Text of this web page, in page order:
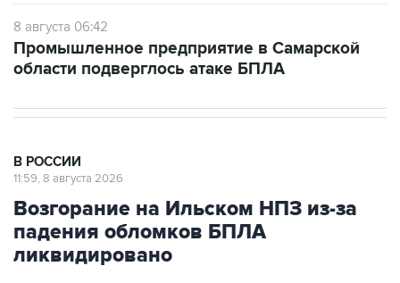
8 августа 06:42
Промышленное предприятие в Самарской
области подверглось атаке БПЛА
В РОССИИ
11:59, 8 августа 2026
Возгорание на Ильском НПЗ из-за
падения обломков БПЛА
ликвидировано